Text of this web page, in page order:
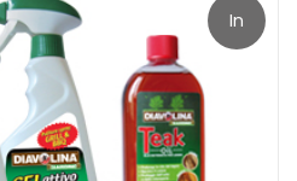
Pellet Spazzacamino più
invenzione Diavolina
ancora più profonda e
Usato con regolarità, Pellet
delle stufe andando
si depositano nelle canne
In